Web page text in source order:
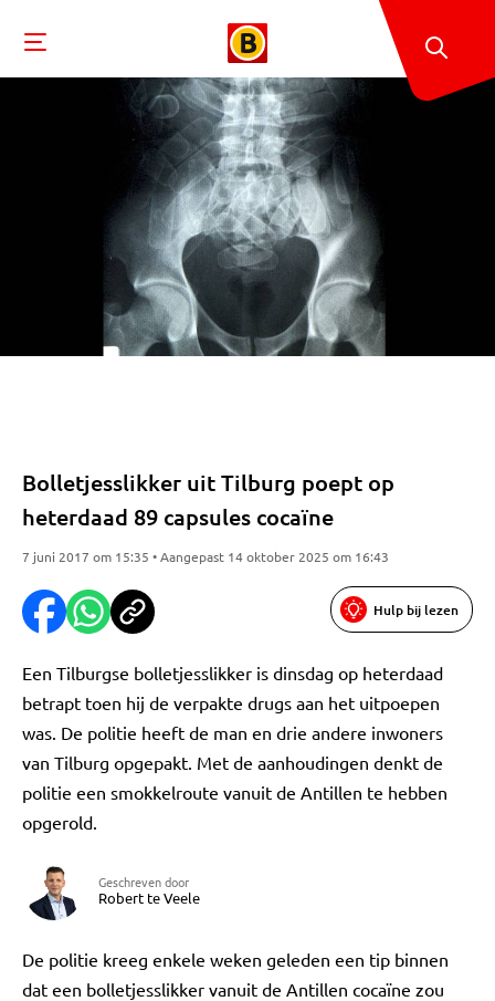
Bolletjesslikker uit Tilburg poept op
heterdaad 89 capsules cocaïne
7 juni 2017 om 15:35 • Aangepast 14 oktober 2025 om 16:43
Hulp bij lezen
Een Tilburgse bolletjesslikker is dinsdag op heterdaad
betrapt toen hij de verpakte drugs aan het uitpoepen
was. De politie heeft de man en drie andere inwoners
van Tilburg opgepakt. Met de aanhoudingen denkt de
politie een smokkelroute vanuit de Antillen te hebben
opgerold.
Geschreven door
Robert te Veele
De politie kreeg enkele weken geleden een tip binnen
dat een bolletjesslikker vanuit de Antillen cocaïne zou